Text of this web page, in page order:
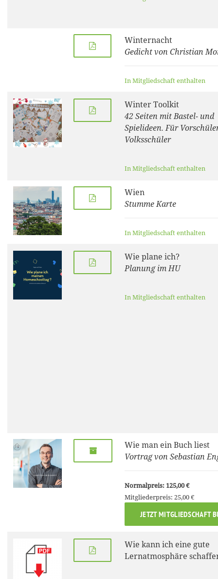
Winternacht
Gedicht von Christian
In Mitgliedschaft enthalten
Winter Toolkit
42 Seiten mit Bastel- und
Spielideen. Für
Volksschüler
In Mitgliedschaft enthalten
Wien
Stumme Karte
In Mitgliedschaft enthalten
Wie plane ich?
Planung im HU
In Mitgliedschaft enthalten
Wie man ein Buch liest
Vortrag von Sebastian
Normalpreis: 125,00 €
Mitgliederpreis: 25,00 €
JETZT MITGLIEDSCHAFT
Wie kann ich eine gute
Lernatmosphäre